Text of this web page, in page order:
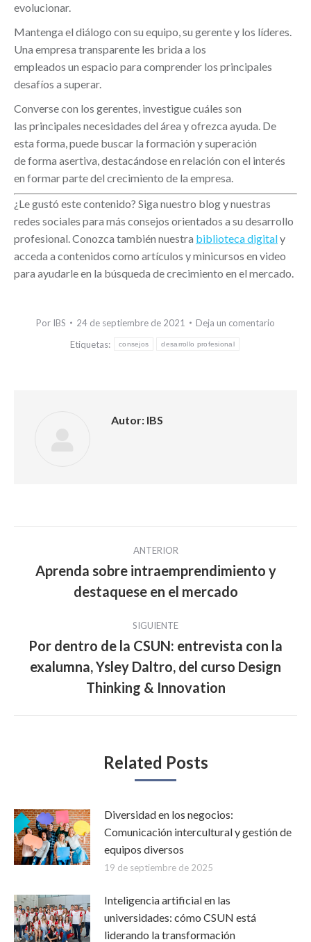
evolucionar.
Mantenga el diálogo con su equipo, su gerente y los líderes.
Una empresa transparente les brida a los
empleados un espacio para comprender los principales
desafíos a superar.
Converse con los gerentes, investigue cuáles son
las principales necesidades del área y ofrezca ayuda. De
esta forma, puede buscar la formación y superación
de forma asertiva, destacándose en relación con el interés
en formar parte del crecimiento de la empresa.
¿Le gustó este contenido? Siga nuestro blog y nuestras
redes sociales para más consejos orientados a su desarrollo
profesional. Conozca también nuestra biblioteca digitaly
acceda a contenidos como artículos y minicursos en video
para ayudarle en la búsqueda de crecimiento en el mercado.
Por IBS 24 de septiembre de 2021
Deja un comentario
Etiquetas:
consejos desarrollo profesional
Autor: IBS
entre
publicaciones
ANTERIOR
Publicación
anterior:
Aprenda sobre intraemprendimiento y
destaquese en el mercado
SIGUIENTE
Publicación
siguiente:
Por dentro de la CSUN: entrevista con la
exalumna, Ysley Daltro, del curso Design
Thinking & Innovation
Related Posts
Diversidad en los negocios:
Comunicación intercultural y gestión de
equipos diversos
19 de septiembre de 2025
Inteligencia artificial en las
universidades: cómo CSUN está
liderando la transformación